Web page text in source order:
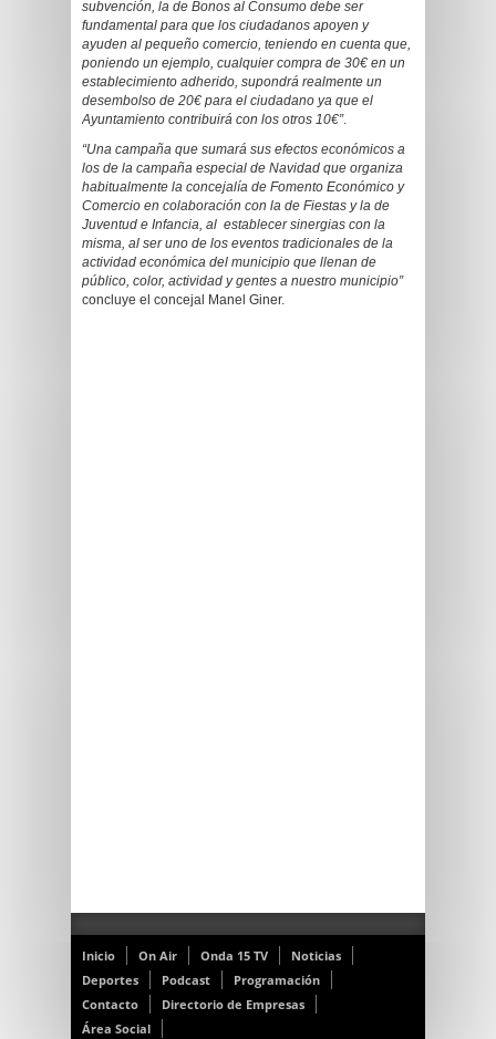
subvención, la de Bonos al Consumo debe ser
fundamental para que los ciudadanos apoyen y
ayuden al pequeño comercio, teniendo en cuenta que,
poniendo un ejemplo, cualquier compra de 30€ en un
establecimiento adherido, supondrá realmente un
desembolso de 20€ para el ciudadano ya que el
Ayuntamiento contribuirá con los otros 10€”.
“Una campaña que sumará sus efectos económicos a
los de la campaña especial de Navidad que organiza
habitualmente la concejalía de Fomento Económico y
Comercio en colaboración con la de Fiestas y la de
Juventud e Infancia, al establecer sinergias con la
misma, al ser uno de los eventos tradicionales de la
actividad económica del municipio que llenan de
público, color, actividad y gentes a nuestro municipio”
concluye el concejal Manel Giner.
Inicio On Air Onda 15 TV
Noticias
Deportes
Podcast
Programación
Contacto
Directorio de Empresas
Área Social